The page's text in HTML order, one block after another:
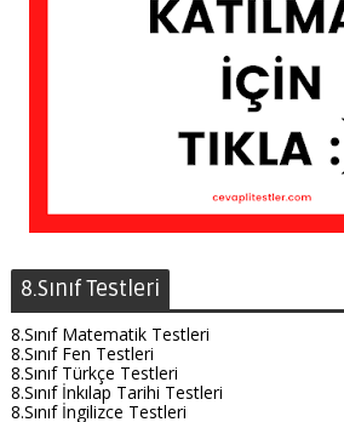
8.Sınıf Testleri
8.Sınıf Matematik Testleri
8.Sınıf Fen Testleri
8.Sınıf Türkçe Testleri
8.Sınıf İnkılap Tarihi Testleri
8.Sınıf İngilizce Testleri